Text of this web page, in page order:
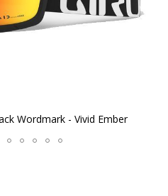
Wordmark - Vivid Ember